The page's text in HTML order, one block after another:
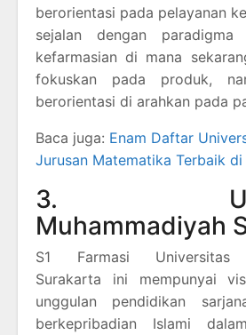
berorientasi pada pelayanan
sejalan dengan paradigma
kefarmasian di mana
fokuskan pada produk,
berorientasi di arahkan pada
Baca juga: Enam Daftar
Jurusan Matematika Terbaik di
3.
Muhammadiyah
S1 Farmasi Universitas
Surakarta ini mempunyai
unggulan pendidikan
berkepribadian Islami